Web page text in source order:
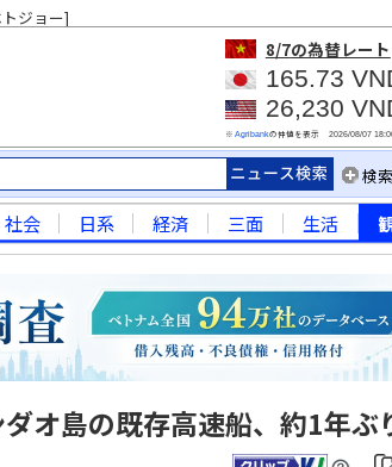
ジョー]
8/7の為替レート
165.73
26,230
※ Agribankの仲値を表示 2026/08/07
検
社会 日系 経済 三面 生活
オ島の既存高速船、約1年ぶ